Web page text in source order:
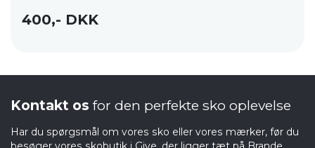
400,- DKK
Kontakt os for den perfekte sko oplevelse
Har du spørgsmål om vores sko eller vores mærker, før du